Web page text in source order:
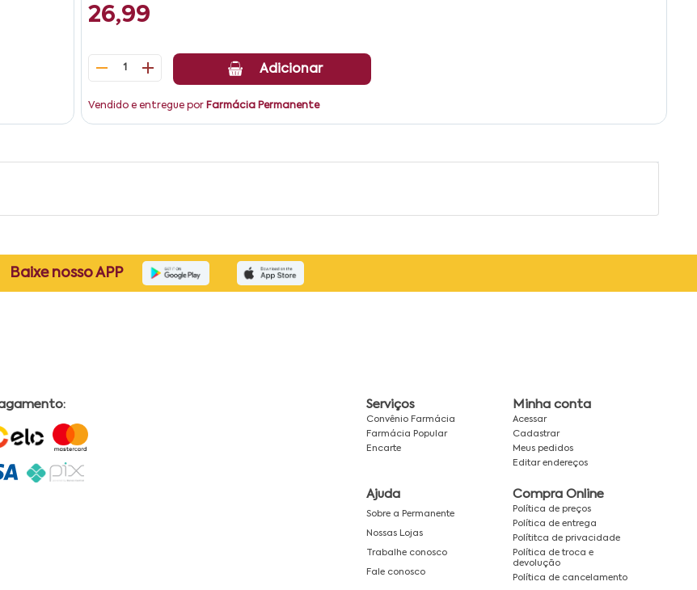
26,99
1 Adicionar
Vendido e entregue por Farmácia Permanente
Baixe nosso APP
Serviços
Convênio Farmácia
Farmácia Popular
Encarte
Minha conta
Acessar
Cadastrar
Meus pedidos
Editar endereços
Ajuda
Sobre a Permanente
Nossas Lojas
Trabalhe conosco
Fale conosco
Compra Online
Política de preços
Política de entrega
Polítitca de privacidade
Política de troca e
devolução
Política de cancelamento